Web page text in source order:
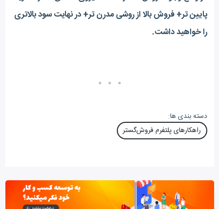
پایین تر+ فروش بالا از روشی مدرن تر+ در نهایت سود بالاتری
را خواهید داشت.
دسته بندی ها:
راهکارهای پلتفرم فروش‌گستر